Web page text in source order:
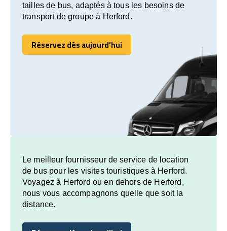
tailles de bus, adaptés à tous les besoins de
transport de groupe à Herford.
Réservez dès aujourd’hui
Réservez dès aujourd’hui
Le meilleur fournisseur de service de location
de bus pour les visites touristiques à Herford.
Voyagez à Herford ou en dehors de Herford,
nous vous accompagnons quelle que soit la
distance.